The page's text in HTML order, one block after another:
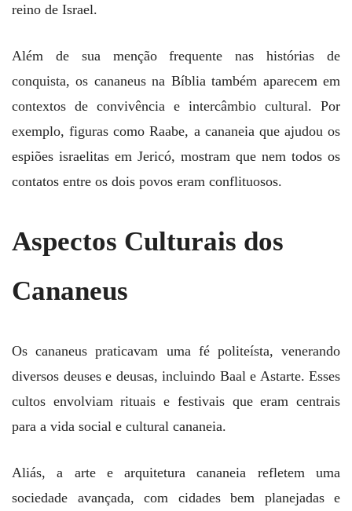
reino de Israel.
Além de sua menção frequente nas histórias de
conquista, os cananeus na Bíblia também aparecem em
contextos de convivência e intercâmbio cultural. Por
exemplo, figuras como Raabe, a cananeia que ajudou os
espiões israelitas em Jericó, mostram que nem todos os
contatos entre os dois povos eram conflituosos.
Aspectos Culturais dos
Cananeus
Os cananeus praticavam uma fé politeísta, venerando
diversos deuses e deusas, incluindo Baal e Astarte. Esses
cultos envolviam rituais e festivais que eram centrais
para a vida social e cultural cananeia.
Aliás, a arte e arquitetura cananeia refletem uma
sociedade avançada, com cidades bem planejadas e